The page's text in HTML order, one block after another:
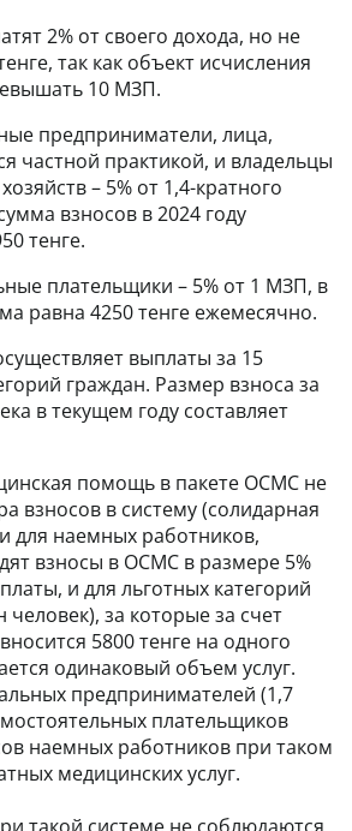
2% от своего дохода, но не
так как объект исчисления
10 МЗП.
предприниматели, лица,
частной практикой, и владельцы
– 5% от 1,4-кратного
взносов в 2024 году
тенге.
плательщики – 5% от 1 МЗП, в
равна 4250 тенге ежемесячно.
выплаты за 15
граждан. Размер взноса за
в текущем году составляет
помощь в пакете ОСМС не
взносов в систему (солидарная
для наемных работников,
взносы в ОСМС в размере 5%
и для льготных категорий
человек), за которые за счет
5800 тенге на одного
одинаковый объем услуг.
предпринимателей (1,7
плательщиков
наемных работников при таком
медицинских услуг.